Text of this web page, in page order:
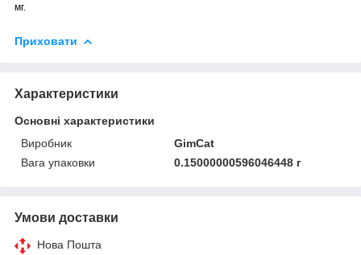
мг.
Приховати
Характеристики
Основні характеристики
Виробник
GimCat
Вага упаковки
0.15000000596046448 г
Умови доставки
Нова Пошта